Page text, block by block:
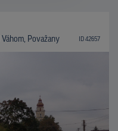
Považany ID 42657